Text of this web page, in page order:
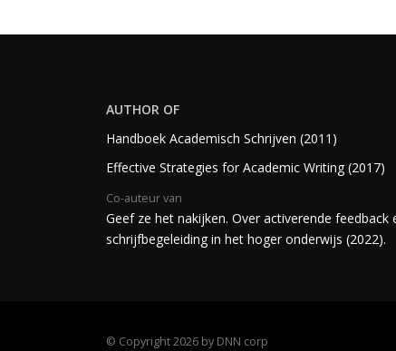
AUTHOR OF
Handboek Academisch Schrijven (2011)
Effective Strategies for Academic Writing (2017)
Co-auteur van
Geef ze het nakijken. Over activerende feedback
schrijfbegeleiding in het hoger onderwijs (2022).
© Copyright 2026 by DNN corp